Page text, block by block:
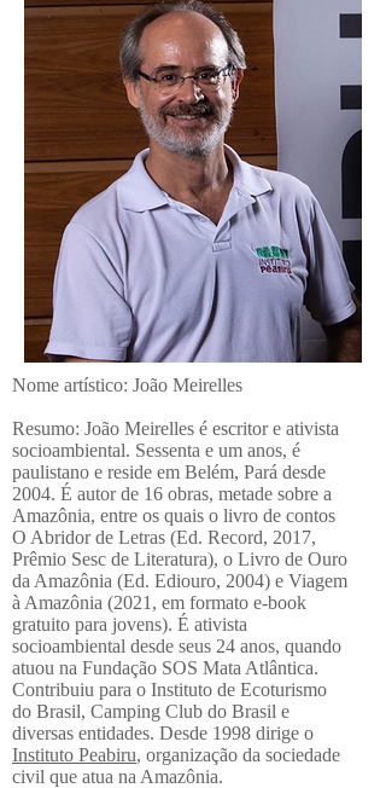
Nome artístico: João Meirelles
Resumo: João Meirelles é escritor e ativista
socioambiental. Sessenta e um anos, é
paulistano e reside em Belém, Pará desde
2004. É autor de 16 obras, metade sobre a
Amazônia, entre os quais o livro de contos
O Abridor de Letras (Ed. Record, 2017,
Prêmio Sesc de Literatura), o Livro de Ouro
da Amazônia (Ed. Ediouro, 2004) e Viagem
à Amazônia (2021, em formato e-book
gratuito para jovens). É ativista
socioambiental desde seus 24 anos, quando
atuou na Fundação SOS Mata Atlântica.
Contribuiu para o Instituto de Ecoturismo
do Brasil, Camping Club do Brasil e
diversas entidades. Desde 1998 dirige o
Instituto Peabiru, organização da sociedade
civil que atua na Amazônia.